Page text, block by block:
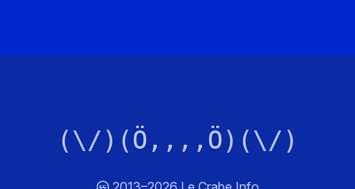
(\/)(Ö,,,,Ö)(\/)